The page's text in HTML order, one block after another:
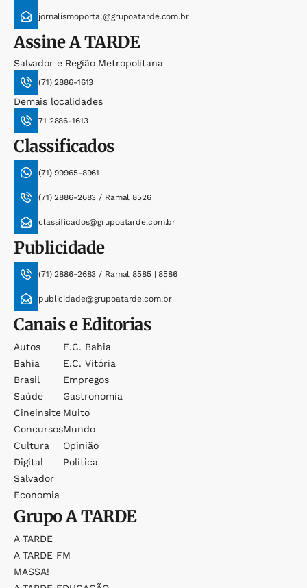
jornalismoportal@grupoatarde.com.br
AssineA TARDE
Salvador e Região Metropolitana
(71) 2886-1613
Demais localidades
71 2886-1613
Classificados
(71) 99965-8961
(71) 2886-2683 / Ramal 8526
classificados@grupoatarde.com.br
Publicidade
(71) 2886-2683 / Ramal 8585 | 8586
publicidade@grupoatarde.com.br
Canais e Editorias
Autos
Bahia
Brasil
Saúde
Cineinsite
Concursos
Cultura
Digital
Salvador
Economia
E.c. Bahia
E.c. Vitória
Empregos
Gastronomia
Muito
Mundo
Opinião
Política
GrupoA TARDE
A TARDE
A TARDE FM
MASSA!